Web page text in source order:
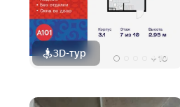
3D-тур + 10